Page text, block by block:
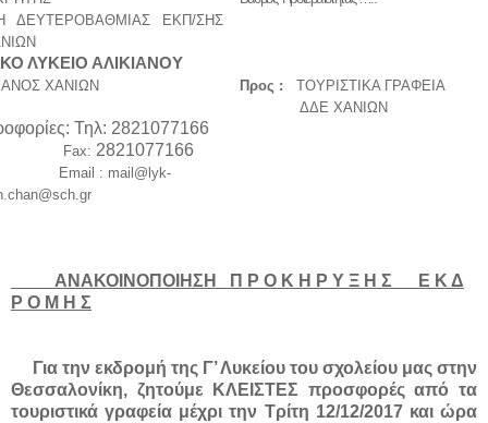
ΔΕΥΤΕΡΟΒΑΘΜΙΑΣ ΕΚΠ/ΣΗΣ
ΛΥΚΕΙΟ ΑΛΙΚΙΑΝΟΥ
ΧΑΝΙΩΝ
Τηλ: 2821077166
2821077166
Email : mail@lyk-
.chan@sch.gr
Προς :
ΤΟΥΡΙΣΤΙΚΑ ΓΡΑΦΕΙΑ
ΔΔΕ ΧΑΝΙΩΝ
ΑΝΑΚΟΙΝΟΠΟΙΗΣΗ Π Ρ Ο Κ Η Ρ Υ Ξ Η Σ Ε Κ Δ
Ρ Ο Μ Η Σ
Για την εκδρομή της Γ’ Λυκείου του σχολείου μας στην
Θεσσαλονίκη, ζητούμε ΚΛΕΙΣΤΕΣ προσφορές από τα
τουριστικά γραφεία μέχρι την Τρίτη 12/12/2017 και ώρα